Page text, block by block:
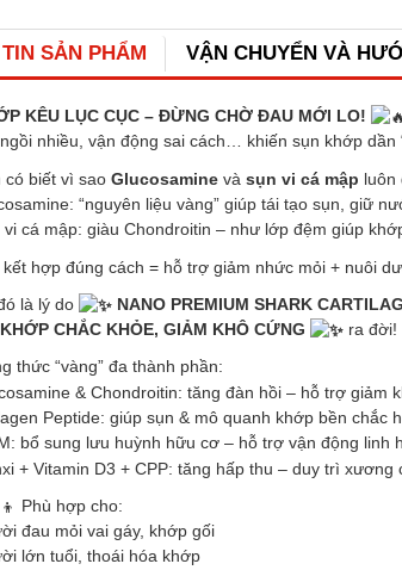
SẢN PHẨM VẬN CHUYỂN VÀ
KÊU LỤC CỤC – ĐỪNG CHỜ ĐAU MỚI LO!
nhiều, vận động sai cách… khiến sụn khớp dần
có biết vì sao Glucosamine và sụn vi cá mập luôn
“nguyên liệu vàng” giúp tái tạo sụn, giữ
vi cá mập: giàu Chondroitin – như lớp đệm giúp
kết hợp đúng cách = hỗ trợ giảm nhức mỏi + nuôi
là lý do
NANO PREMIUM SHARK
CHẮC KHỎE, GIẢM KHÔ CỨNG
ra đời!
thức “vàng” đa thành phần:
& Chondroitin: tăng đàn hồi – hỗ trợ giảm
Peptide: giúp sụn & mô quanh khớp bền chắc
bổ sung lưu huỳnh hữu cơ – hỗ trợ vận động linh
+ Vitamin D3 + CPP: tăng hấp thu – duy trì xương
Phù hợp cho:
đau mỏi vai gáy, khớp gối
lớn tuổi, thoái hóa khớp